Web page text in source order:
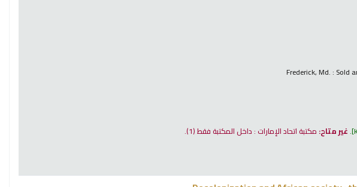
Frederick, Md. : Sold
.غير متاح: مكتبة اتحاد الإمارات : داخل المكتبة فقط(1).